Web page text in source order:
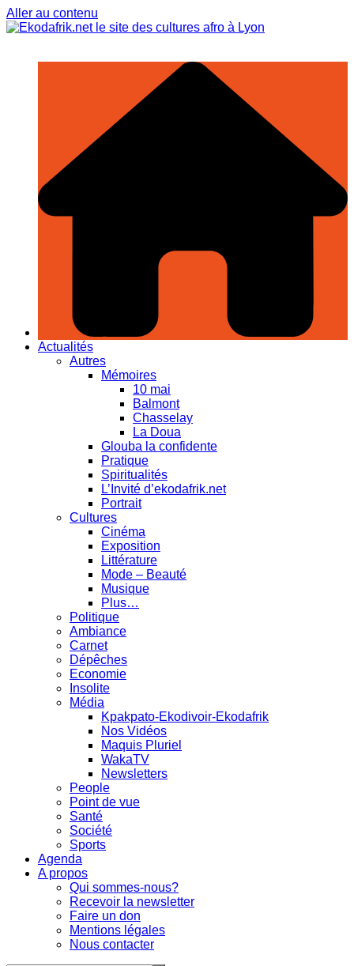
Aller au contenu
Actualités
Autres
Mémoires
10 mai
Balmont
Chasselay
La Doua
Glouba la confidente
Pratique
Spiritualités
L’Invité d’ekodafrik.net
Portrait
Cultures
Cinéma
Exposition
Littérature
Mode – Beauté
Musique
Plus…
Politique
Ambiance
Carnet
Dépêches
Economie
Insolite
Média
Kpakpato-Ekodivoir-Ekodafrik
Nos Vidéos
Maquis Pluriel
WakaTV
Newsletters
People
Point de vue
Santé
Société
Sports
Agenda
A propos
Qui sommes-nous?
Recevoir la newsletter
Faire un don
Mentions légales
Nous contacter